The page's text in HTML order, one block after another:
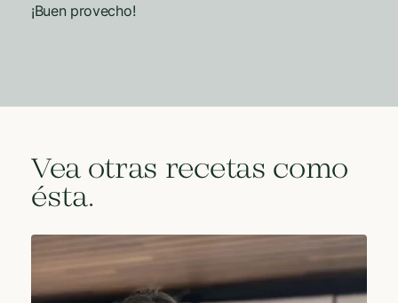
¡Buen provecho!
Vea otras recetas como
ésta.